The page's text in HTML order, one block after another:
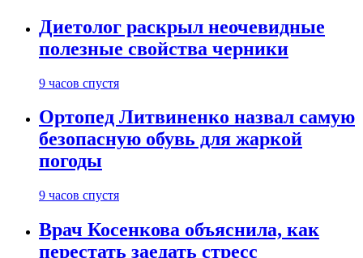
Диетолог раскрыл неочевидные
полезные свойства черники
9 часов спустя
Ортопед Литвиненко назвал самую
безопасную обувь для жаркой
погоды
9 часов спустя
Врач Косенкова объяснила, как
перестать заедать стресс